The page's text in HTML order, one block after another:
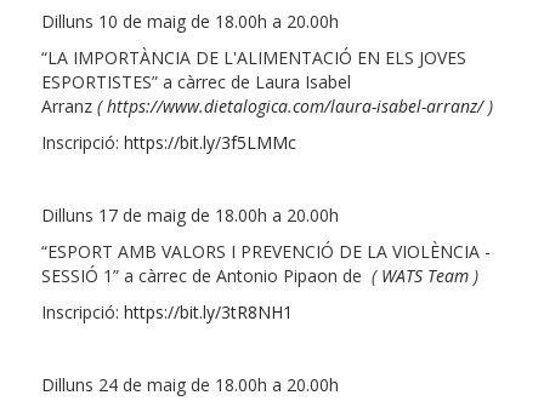
Dilluns 10 de maig de 18.00h a 20.00h
“LA IMPORTÀNCIA DE L'ALIMENTACIÓ EN ELS JOVES
ESPORTISTES” a càrrec de Laura Isabel
Arranz(https://www.dietalogica.com/laura-isabel-arranz/)
Inscripció:https://bit.ly/3f5LMMc
Dilluns 17 de maig de 18.00h a 20.00h
“ESPORT AMB VALORS I PREVENCIÓ DE LA VIOLÈNCIA -
SESSIÓ 1” a càrrec de Antonio Pipaon de( WATS Team )
Inscripció:https://bit.ly/3tR8NH1
Dilluns 24 de maig de 18.00h a 20.00h